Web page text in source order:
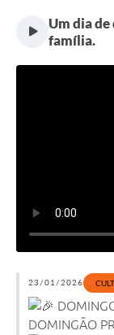
Um dia de
família.
23/01/2026
DOMINGÃO